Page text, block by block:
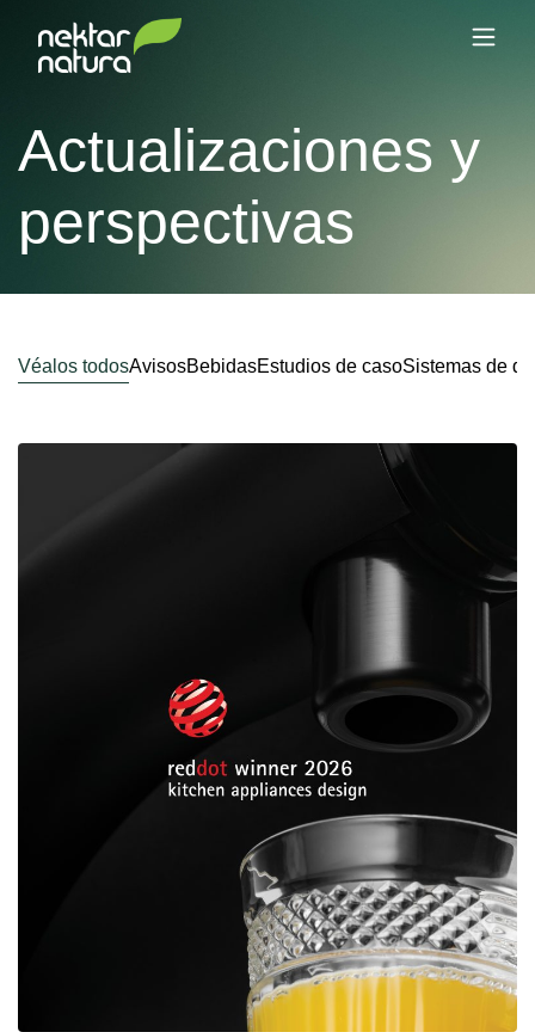
Actualizaciones y
perspectivas
AvisosBebidasEstudios de casoSistemas de
Véalos todos